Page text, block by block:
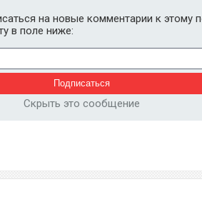
на новые комментарии к этому
в поле ниже:
Скрыть это сообщение